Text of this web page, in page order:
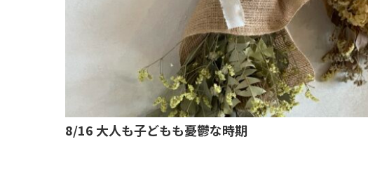
8/16 大人も子どもも憂鬱な時期